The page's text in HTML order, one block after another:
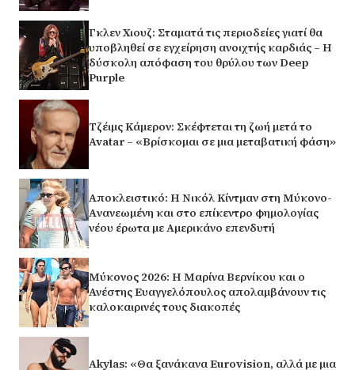
Γκλεν Χιουζ: Σταματά τις περιοδείες γιατί θα
υποβληθεί σε εγχείρηση ανοιχτής καρδιάς – Η
δύσκολη απόφαση του θρύλου των Deep
Purple
Τζέιμς Κάμερον: Σκέφτεται τη ζωή μετά το
Avatar – «Βρίσκομαι σε μια μεταβατική φάση»
Αποκλειστικό: Η Νικόλ Κίντμαν στη Μύκονο-
Aνανεωμένη και στο επίκεντρο φημολογίας
νέου έρωτα με Αμερικάνο επενδυτή
Μύκονος 2026: Η Μαρίνα Βερνίκου και ο
Ανέστης Ευαγγελόπουλος απολαμβάνουν τις
καλοκαιρινές τους διακοπές
Akylas: «Θα ξανάκανα Eurovision, αλλά με μια